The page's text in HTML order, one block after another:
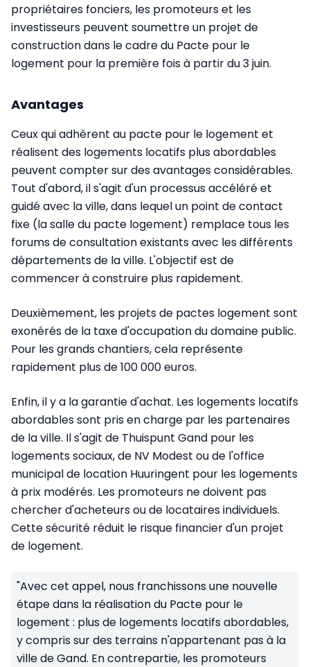
propriétaires fonciers, les promoteurs et les
investisseurs peuvent soumettre un projet de
construction dans le cadre du Pacte pour le
logement pour la première fois à partir du 3 juin.
Avantages
Ceux qui adhèrent au pacte pour le logement et
réalisent des logements locatifs plus abordables
peuvent compter sur des avantages considérables.
Tout d'abord, il s'agit d'un processus accéléré et
guidé avec la ville, dans lequel un point de contact
fixe (la salle du pacte logement) remplace tous les
forums de consultation existants avec les différents
départements de la ville. L'objectif est de
commencer à construire plus rapidement.
Deuxièmement, les projets de pactes logement sont
exonérés de la taxe d'occupation du domaine public.
Pour les grands chantiers, cela représente
rapidement plus de 100 000 euros.
Enfin, il y a la garantie d'achat. Les logements locatifs
abordables sont pris en charge par les partenaires
de la ville. Il s'agit de Thuispunt Gand pour les
logements sociaux, de NV Modest ou de l'office
municipal de location Huuringent pour les logements
à prix modérés. Les promoteurs ne doivent pas
chercher d'acheteurs ou de locataires individuels.
Cette sécurité réduit le risque financier d'un projet
de logement.
"Avec cet appel, nous franchissons une nouvelle
étape dans la réalisation du Pacte pour le
logement : plus de logements locatifs abordables,
y compris sur des terrains n'appartenant pas à la
ville de Gand. En contrepartie, les promoteurs